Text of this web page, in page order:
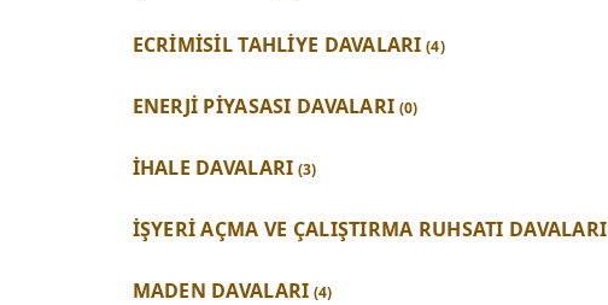
ECRİMİSİL TAHLİYE DAVALARI (4)
ENERJİ PİYASASI DAVALARI (0)
İHALE DAVALARI (3)
İŞYERİ AÇMA VE ÇALIŞTIRMA RUHSATI DAVALARI
MADEN DAVALARI (4)